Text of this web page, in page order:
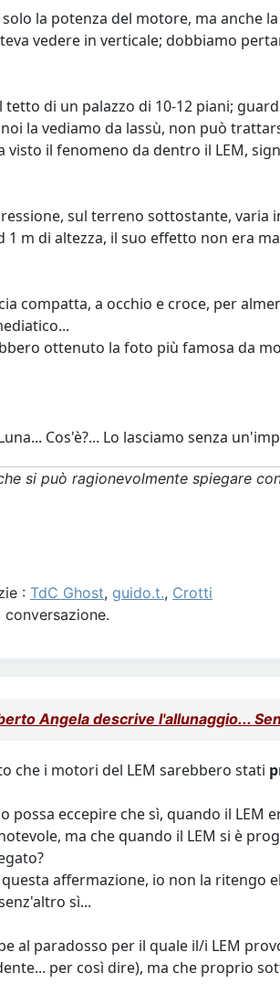
la potenza del motore, ma anche
vedere in verticale; dobbiamo
di un palazzo di 10-12 piani;
la vediamo da lassù, non può
visto il fenomeno da dentro il LEM,
sul terreno sottostante, varia
1 m di altezza, il suo effetto non era
compatta, a occhio e croce, per
ottenuto la foto più famosa da
Cos'è?... Lo lasciamo senza
si può ragionevolmente spiegare
: TdC Ghost, guido.t., Crotti
Angela descrive l'allunaggio...
che i motori del LEM sarebbero stati
possa eccepire che sì, quando il
ma che quando il LEM si è
affermazione, io non la
sì...
al paradosso per il quale il/i LEM
per così dire), ma che proprio